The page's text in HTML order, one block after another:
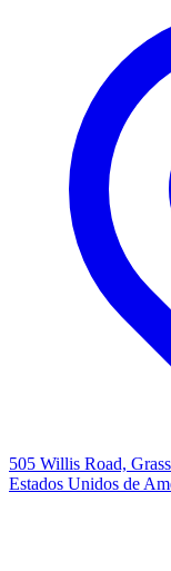
505 Willis Road,
Estados Unidos de